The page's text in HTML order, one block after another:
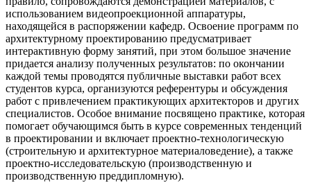
использованием видеопроекционной аппаратуры,
находящейся в распоряжении кафедр. Освоение программ по
архитектурному проектированию предусматривает
интерактивную форму занятий, при этом большое значение
придается анализу полученных результатов: по окончании
каждой темы проводятся публичные выставки работ всех
студентов курса, организуются референтуры и обсуждения
работ с привлечением практикующих архитекторов и других
специалистов. Особое внимание посвящено практике, которая
помогает обучающимся быть в курсе современных тенденций
в проектировании и включает проектно-технологическую
(строительную и архитектурное материаловедение), а также
проектно-исследовательскую (производственную и
производственную преддипломную).